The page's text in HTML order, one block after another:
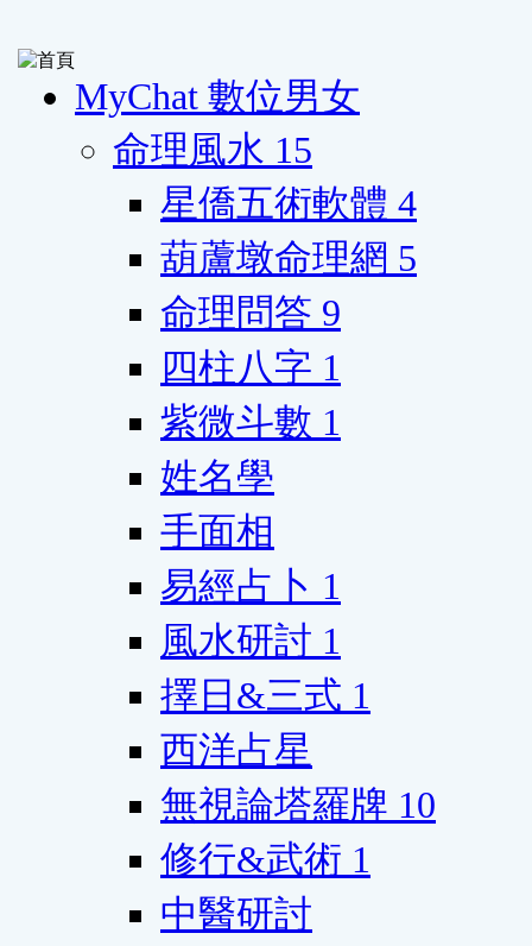
MyChat 數位男女
命理風水 15
星僑五術軟體 4
葫蘆墩命理網 5
命理問答 9
四柱八字 1
紫微斗數 1
姓名學
手面相
易經占卜 1
風水研討 1
擇日&三式 1
西洋占星
無視論塔羅牌 10
修行&武術 1
中醫研討